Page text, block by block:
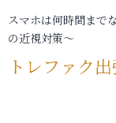
スマホは何時間まで
の近視対策～
トレファク